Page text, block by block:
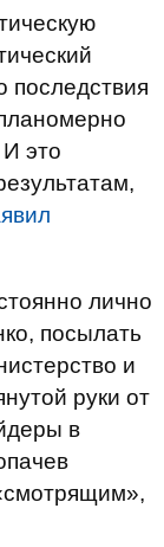
последствия
это
лично
посылать
и
руки от
в